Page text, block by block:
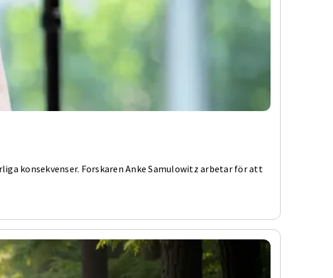
konsekvenser. Forskaren Anke Samulowitz arbetar för att